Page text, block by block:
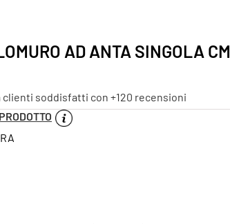
AD ANTA SINGOLA CM
clienti soddisfatti con +120 recensioni